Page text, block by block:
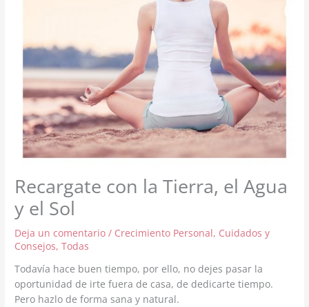
Recargate con la Tierra, el Agua
y el Sol
Deja un comentario / Crecimiento Personal, Cuidados y
Consejos,Todas
Todavía hace buen tiempo, por ello, no dejes pasar la
oportunidad de irte fuera de casa, de dedicarte tiempo.
Pero hazlo de forma sana y natural.